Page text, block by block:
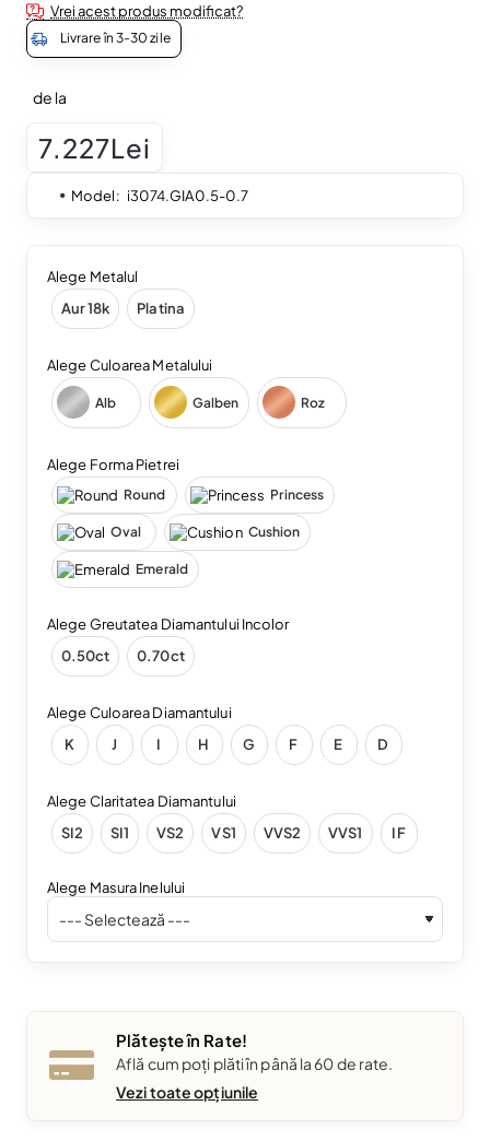
Vrei acest produs modificat?
Livrare în 3-30 zile
de la
7.227Lei
Model: i3074.GIA0.5-0.7
Alege Metalul
Aur 18k
Platina
Alege Culoarea Metalului
Alb Galben Roz
Alege Forma Pietrei
Round Princess
Oval Cushion
Emerald
Alege Greutatea Diamantului Incolor
0.50ct
0.70ct
Alege Culoarea Diamantului
K
J I H G F E D
Alege Claritatea Diamantului
SI2
SI1 VS2 VS1 VVS2 VVS1 IF
Alege Masura Inelului
Plătește în Rate!
Află cum poți plăti în până la 60 de rate.
Vezi toate opțiunile